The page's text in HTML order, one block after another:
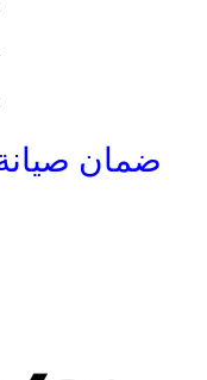
ضمان صيانة